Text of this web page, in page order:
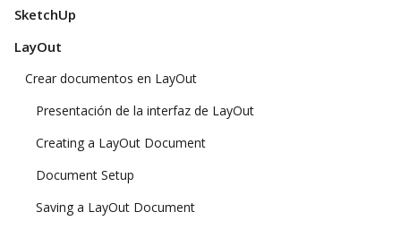
SketchUp
LayOut
Crear documentos en LayOut
Presentación de la interfaz de LayOut
Creating a LayOut Document
Document Setup
Saving a LayOut Document